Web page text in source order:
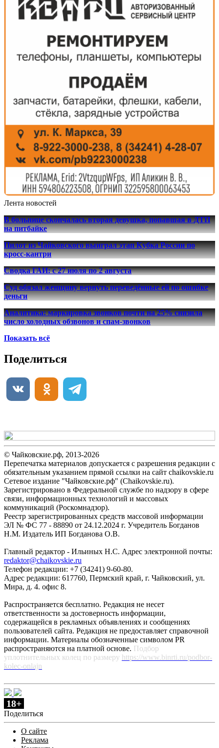
Лента новостей
В больнице скончалась вторая девушка, попавшая в ДТП
на питбайке
Пилот из Чайковского выиграл этап Кубка России по
кросс-кантри
Сводка ГАИ: с 27 июля по 2 августа
Суд обязал женщину вернуть переведённые ей по ошибке
деньги
Аналитика: маркировка звонков почти на 25% снизила
число холодных обзвонов и спам-звонков
Показать всё
Поделиться
© Чайковские.рф, 2013-2026
Перепечатка материалов допускается с разрешения редакции с
обязательным указанием прямой ссылки на сайт chaikovskie.ru
Сетевое издание "Чайковские.рф" (Chaikovskie.ru).
Зарегистрировано в Федеральной службе по надзору в сфере
связи, информационных технологий и массовых
коммуникаций (Роскомнадзор).
Реестр зарегистрированных средств массовой информации
ЭЛ № ФС 77 - 88890 от 24.12.2024 г. Учредитель Богданов
Н.М. Издатель ИП Богданова О.В.
Главный редактор - Ильиных Н.С. Адрес электронной почты:
redaktor@chaikovskie.ru
Телефон редакции: +7 (34241) 9-60-80.
Адрес редакции: 617760, Пермский край, г. Чайковский, ул.
Мира, д. 4. офис 8.
Распространяется бесплатно. Редакция не несет
ответственности за достоверность информации,
содержащейся в рекламных объявлениях и сообщениях
пользователей сайта. Редакция не предоставляет справочной
информации. Материалы обозначенные символом PR
распространяются на платной основе. Подбор
уплотнительных колец по размеру https://www.binrti.ru/podbor-
kolec-onlajn
18+
Поделиться
О сайте
Реклама